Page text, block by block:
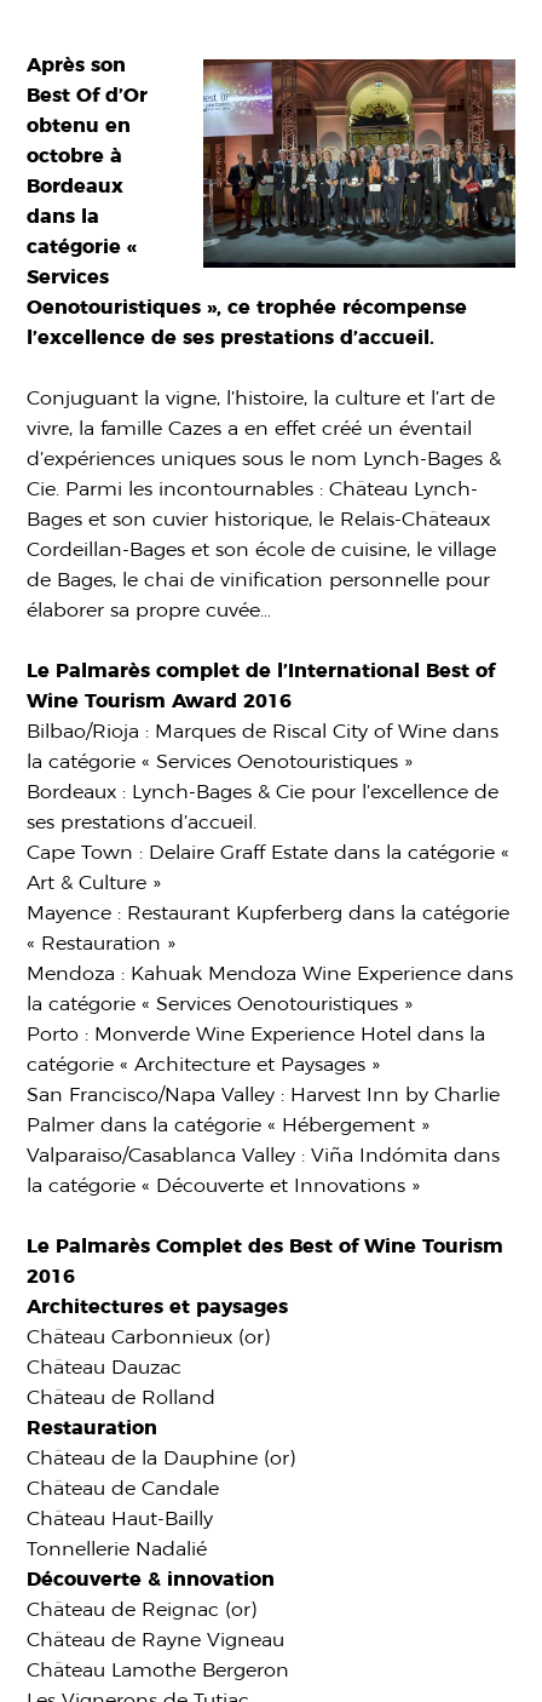
Après son
Best Of d’Or
obtenu en
octobre à
Bordeaux
dans la
catégorie «
Services
Oenotouristiques », ce trophée récompense
l’excellence de ses prestations d’accueil.
Conjuguant la vigne, l’histoire, la culture et l’art de
vivre, la famille Cazes a en effet créé un éventail
d’expériences uniques sous le nom Lynch-Bages &
Cie. Parmi les incontournables : Château Lynch-
Bages et son cuvier historique, le Relais-Châteaux
Cordeillan-Bages et son école de cuisine, le village
de Bages, le chai de vinification personnelle pour
élaborer sa propre cuvée…
Le Palmarès complet de l’International Best of
Wine Tourism Award 2016
Bilbao/Rioja : Marques de Riscal City of Wine dans
la catégorie « Services Oenotouristiques »
Bordeaux : Lynch-Bages & Cie pour l’excellence de
ses prestations d’accueil.
Cape Town : Delaire Graff Estate dans la catégorie «
Art & Culture »
Mayence : Restaurant Kupferberg dans la catégorie
« Restauration »
Mendoza : Kahuak Mendoza Wine Experience dans
la catégorie « Services Oenotouristiques »
Porto : Monverde Wine Experience Hotel dans la
catégorie « Architecture et Paysages »
San Francisco/Napa Valley : Harvest Inn by Charlie
Palmer dans la catégorie « Hébergement »
Valparaiso/Casablanca Valley : Viña Indómita dans
la catégorie « Découverte et Innovations »
Le Palmarès Complet des Best of Wine Tourism
2016
Architectures et paysages
Château Carbonnieux (or)
Château Dauzac
Château de Rolland
Restauration
Château de la Dauphine (or)
Château de Candale
Château Haut-Bailly
Tonnellerie Nadalié
Découverte & innovation
Château de Reignac (or)
Château de Rayne Vigneau
Château Lamothe Bergeron